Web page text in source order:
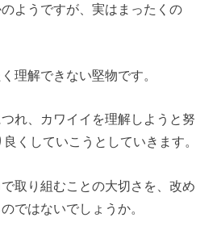
ようですが、実はまったくの
理解できない堅物です。
れ、カワイイを理解しようと努
くしていこうとしていきます。
取り組むことの大切さを、改め
ではないでしょうか。